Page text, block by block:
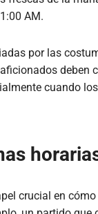
AM.
por las
cuando
crucial en